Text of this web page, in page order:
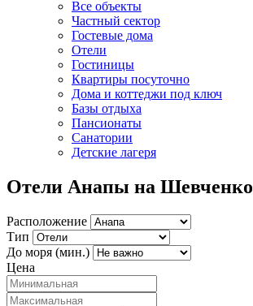
Все объекты
Частный сектор
Гостевые дома
Отели
Гостиницы
Квартиры посуточно
Дома и коттеджи под ключ
Базы отдыха
Пансионаты
Санатории
Детские лагеря
Отели Анапы на Шевченко
Расположение
Тип
До моря (мин.)
Цена